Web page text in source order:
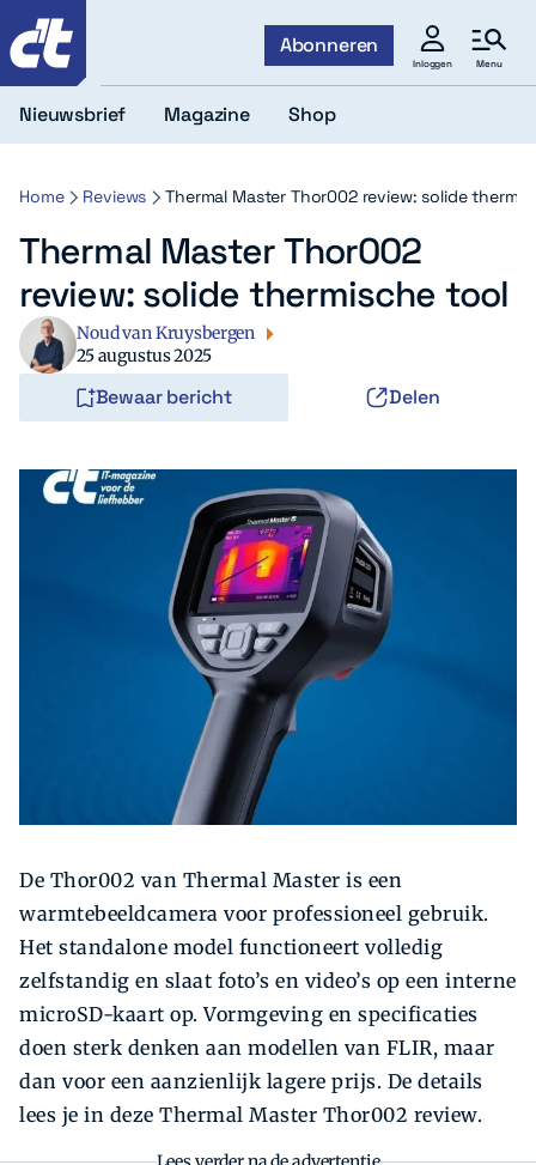
Abonneren
Inloggen Menu
Nieuwsbrief Magazine Shop
Home Reviews Thermal Master Thor002 review: solide
Thermal Master Thor002
review: solide thermische tool
Noud van Kruysbergen
25 augustus 2025
Bewaar bericht Delen
De Thor002 van Thermal Master is een
warmtebeeldcamera voor professioneel gebruik.
Het standalone model functioneert volledig
zelfstandig en slaat foto’s en video’s op een interne
microSD-kaart op. Vormgeving en specificaties
doen sterk denken aan modellen van FLIR, maar
dan voor een aanzienlijk lagere prijs. De details
lees je in deze Thermal Master Thor002 review.